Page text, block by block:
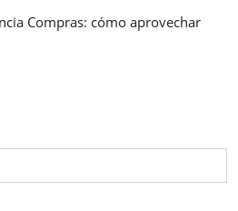
Compras: cómo aprovechar